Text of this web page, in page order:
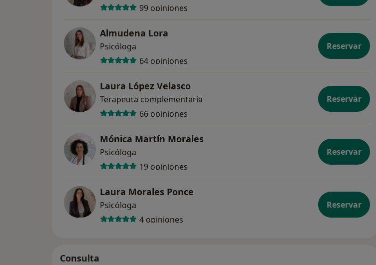
99 opiniones
Almudena Lora
Psicóloga
64 opiniones
Reservar
Laura López Velasco
Terapeuta complementaria
66 opiniones
Reservar
Mónica Martín Morales
Psicóloga
19 opiniones
Reservar
Laura Morales Ponce
Psicóloga
4 opiniones
Reservar
Consulta